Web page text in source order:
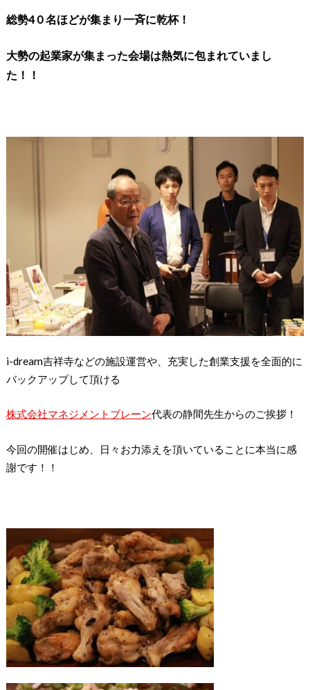
総勢4０名ほどが集まり一斉に乾杯！
大勢の起業家が集まった会場は熱気に包まれていまし
た！！
i-dream吉祥寺などの施設運営や、充実した創業支援を全面的に
バックアップして頂ける
株式会社マネジメントブレーン代表の静間先生からのご挨拶！
今回の開催はじめ、日々お力添えを頂いていることに本当に感
謝です！！